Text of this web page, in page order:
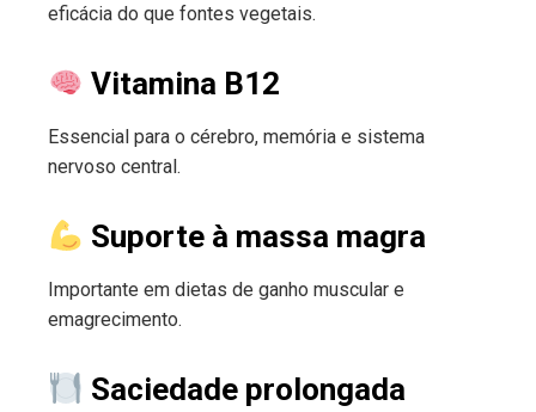
eficácia do que fontes vegetais.
Vitamina B12
Essencial para o cérebro, memória e sistema
nervoso central.
Suporte à massa magra
Importante em dietas de ganho muscular e
emagrecimento.
Saciedade prolongada